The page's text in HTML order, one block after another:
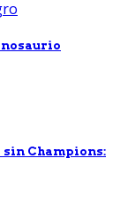
sin Champions: